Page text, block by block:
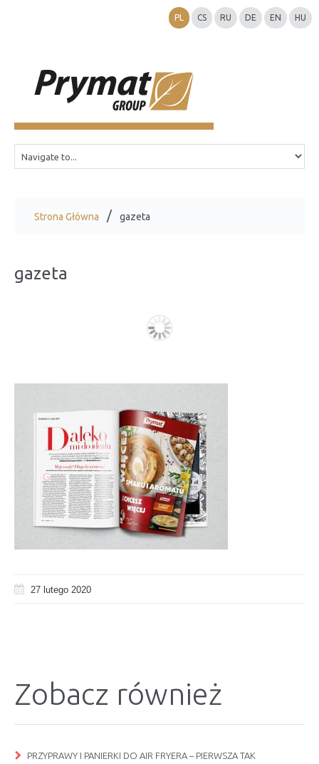
PL CS RU DE EN HU
Strona Główna gazeta
gazeta
27 lutego 2020
Zobacz również
PRZYPRAWY I PANIERKI DO AIR FRYERA – PIERWSZA TAK